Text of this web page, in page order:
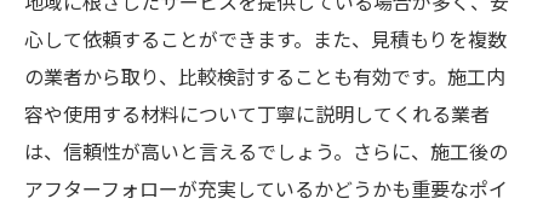
心して依頼することができます。また、見積もりを複数
の業者から取り、比較検討することも有効です。施工内
容や使用する材料について丁寧に説明してくれる業者
は、信頼性が高いと言えるでしょう。さらに、施工後の
アフターフォローが充実しているかどうかも重要なポイ